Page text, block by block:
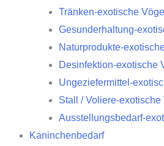
Tränken-exotische Vögel
Gesunderhaltung-
Naturprodukte-
Desinfektion-exotische
Ungeziefermittel-
Stall / Voliere-exotische
Ausstellungsbedarf-
Kaninchenbedarf